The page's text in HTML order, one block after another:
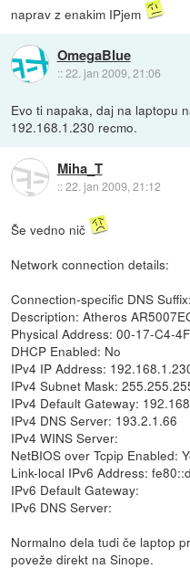
naprav z enakim IPjem
OmegaBlue
::22. jan 2009, 21:06
Evo ti napaka, daj na laptopu
192.168.1.230 recmo.
Miha_T
::22. jan 2009, 21:12
Še vedno nič
Network connection details:
Connection-specific DNS Suffix:
Description: Atheros
Physical Address: 00-17-C4-
DHCP Enabled: No
IPv4 IP Address:
IPv4 Subnet Mask:
IPv4 Default Gateway:
IPv4 DNS Server: 193.2.1.66
IPv4 WINS Server:
NetBIOS over Tcpip Enabled:
Link-local IPv6 Address:
IPv6 Default Gateway:
IPv6 DNS Server:
Normalno dela tudi če laptop
poveže direkt na Sinope.